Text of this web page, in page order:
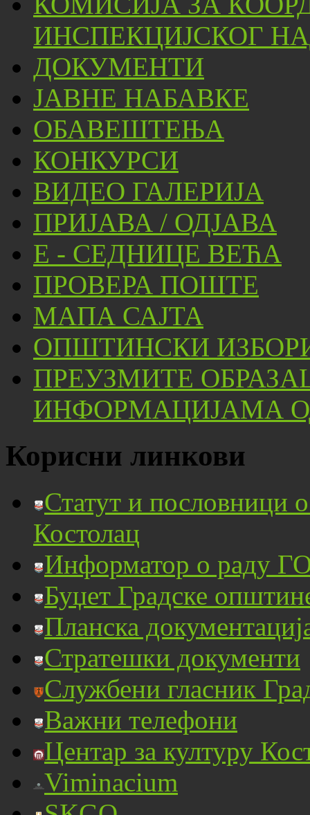
ИНСПЕКЦИЈСКОГ
ДОКУМЕНТИ
ЈАВНЕ НАБАВКЕ
ОБАВЕШТЕЊА
КОНКУРСИ
ВИДЕО ГАЛЕРИЈА
ПРИЈАВА / ОДЈАВА
Е - СЕДНИЦЕ ВЕЋА
ПРОВЕРА ПОШТЕ
МАПА САЈТА
ОПШТИНСКИ
ПРЕУЗМИТЕ
ИНФОРМАЦИЈАМА
Корисни линкови
Статут и пословници
Костолац
Информатор о раду
Буџет Градске
Планска
Стратешки документи
Службени гласник
Важни телефони
Центар за културу
Viminacium